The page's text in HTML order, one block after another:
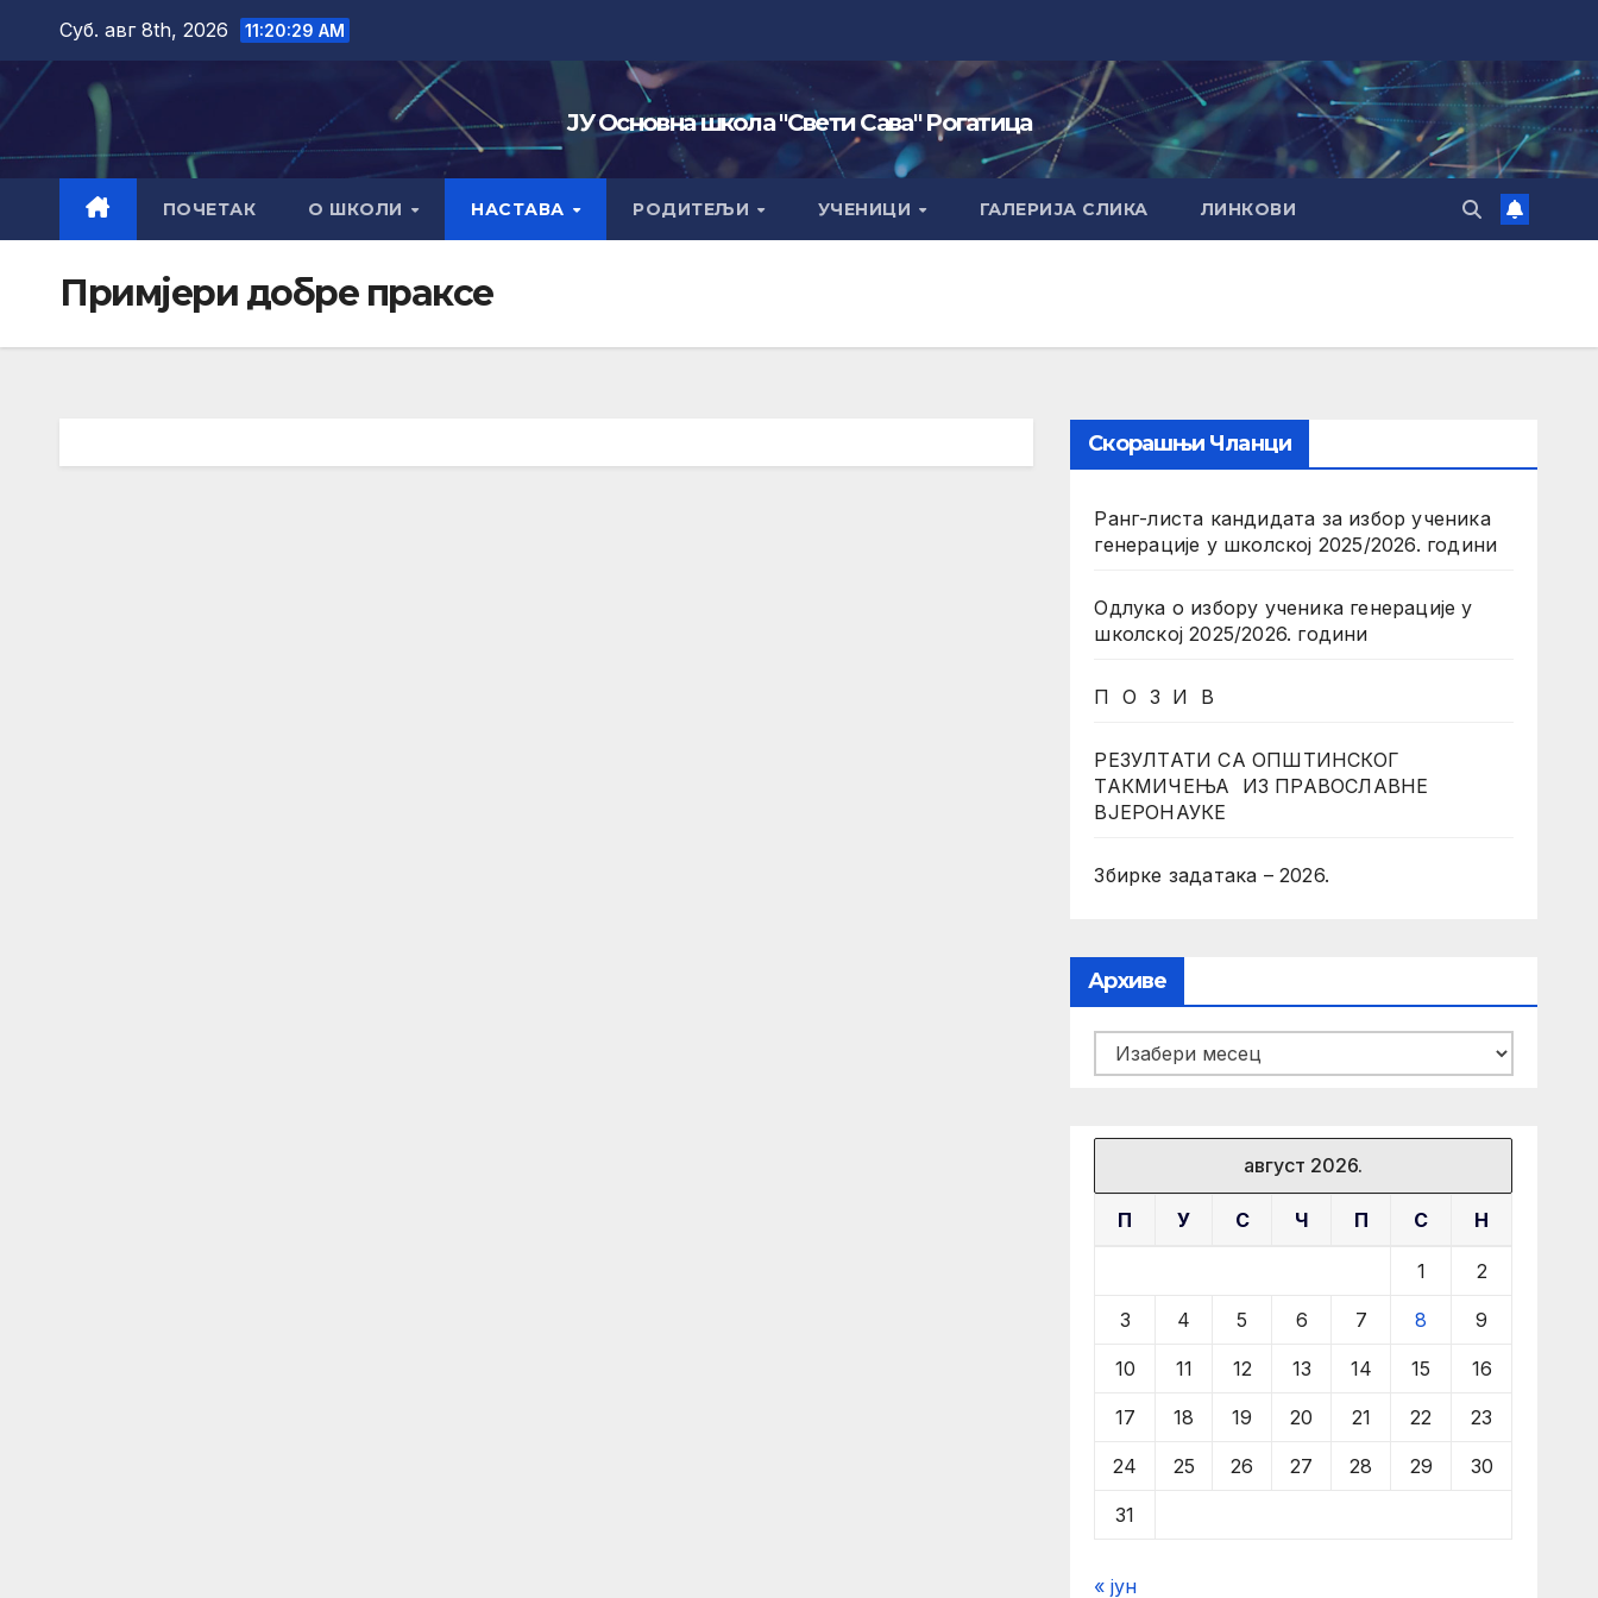
content
Суб. авг 8th, 2026 11:20:29 AM
ЈУ Основна школа "Свети Сава" Рогатица
ПОЧЕТАК О ШКОЛИ НАСТАВА РОДИТЕЉИ УЧЕНИЦИ ГАЛЕРИЈА СЛИКА ЛИНКОВИ
Примјери добре праксе
Скорашњи Чланци
Ранг-листа кандидата за избор ученика
генерације у школској 2025/2026. години
Одлука о избору ученика генерације у
школској 2025/2026. години
П О З И В
РЕЗУЛТАТИ СА ОПШТИНСКОГ
ТАКМИЧЕЊА ИЗ ПРАВОСЛАВНЕ
ВЈЕРОНАУКЕ
Збирке задатака – 2026.
Архиве
Архиве
август 2026.
П У С Ч П С Н
1 2
3 4 5 6 7 8 9
10 11 12 13 14 15 16
17 18 19 20 21 22 23
24 25 26 27 28 29 30
31
« јун